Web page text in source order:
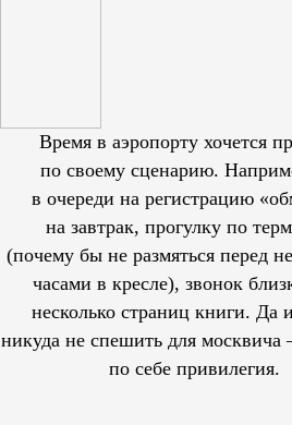
Время в аэропорту хочется
по своему сценарию.
в очереди на регистрацию
на завтрак, прогулку по
(почему бы не размяться перед
часами в кресле), звонок
несколько страниц книги. Да
никуда не спешить для
по себе привилегия.